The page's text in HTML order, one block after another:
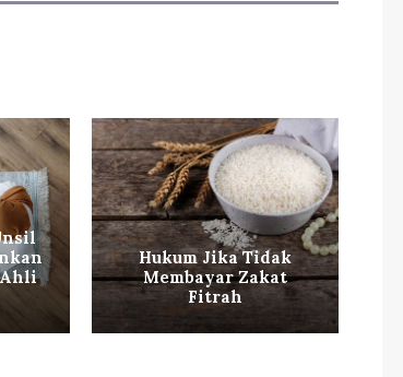
Ahli
Hukum Jika Tidak
Membayar Zakat
Fitrah